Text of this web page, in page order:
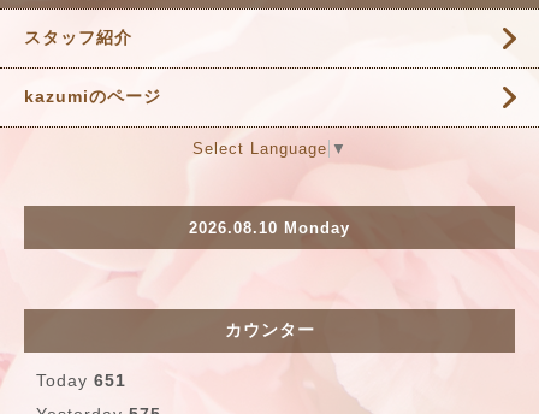
スタッフ紹介
kazumiのページ
Select Language ▼
2026.08.10 Monday
カウンター
Today 651